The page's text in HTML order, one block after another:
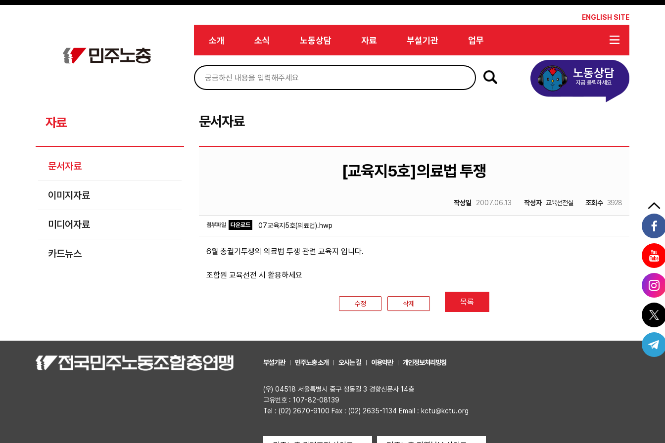
메뉴 건너뛰기
ENGLISH SITE
소개 소식 노동상담 자료 부설기관 업무
노동상담
지금 클릭하세요
자료
문서자료
이미지자료
미디어자료
카드뉴스
문서자료
[교육지5호]의료법 투쟁
작성일 2007.06.13 작성자 교육선전실 조회수 3928
첨부파일 다운로드 07교육지5호(의료법).hwp
6월 총궐기투쟁의 의료법 투쟁 관련 교육지 입니다.
조합원 교육선전 시 활용하세요
수정 삭제 목록
부설기관 민주노총 소개 오시는 길 이용약관 개인정보처리방침
(우) 04518 서울특별시 중구 정동길 3 경향신문사 14층
고유번호 : 107-82-08139
Tel : (02) 2670-9100 Fax : (02) 2635-1134 Email : kctu@kctu.org
Sketchbook5, 스케치북5
Sketchbook5, 스케치북5